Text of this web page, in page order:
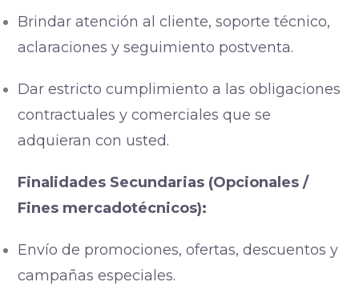
Brindar atención al cliente, soporte técnico,
aclaraciones y seguimiento postventa.
Dar estricto cumplimiento a las obligaciones
contractuales y comerciales que se
adquieran con usted.
Finalidades Secundarias (Opcionales /
Fines mercadotécnicos):
Envío de promociones, ofertas, descuentos y
campañas especiales.